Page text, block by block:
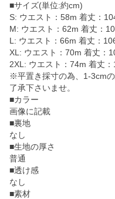
■サイズ(単位:約cm)
S: ウエスト：58m 着丈：
M: ウエスト：62m 着丈：
L: ウエスト：66m 着丈：
XL: ウエスト：70m 着丈：
2XL: ウエスト：74m 着丈
※平置き採寸の為、1-3cm
了承下さいませ。
■カラー
画像に記載
■裏地
なし
■生地の厚さ
普通
■透け感
なし
■素材